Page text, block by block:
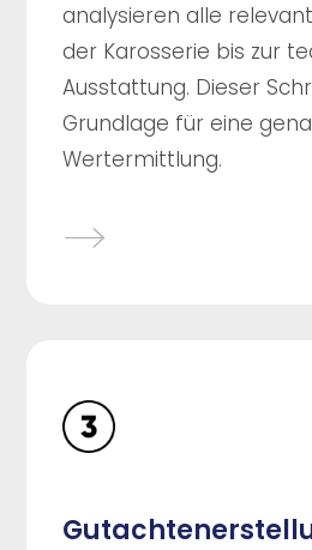
analysieren alle
der Karosserie bis zur
Ausstattung. Dieser
Grundlage für eine
Wertermittlung.